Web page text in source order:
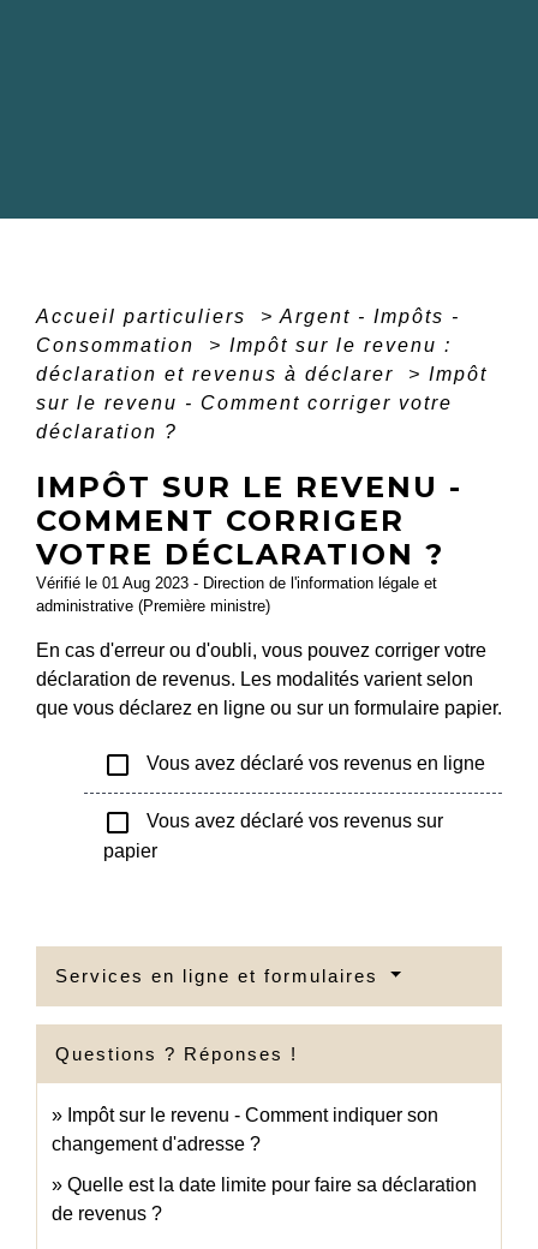
Accueil particuliers > Argent - Impôts -
Consommation
> Impôt sur le revenu :
déclaration et revenus à déclarer
> Impôt
sur le revenu - Comment corriger votre
déclaration ?
IMPÔT SUR LE REVENU -
COMMENT CORRIGER
VOTRE DÉCLARATION ?
Vérifié le 01 Aug 2023 - Direction de l'information légale et
administrative (Première ministre)
En cas d'erreur ou d'oubli, vous pouvez corriger votre
déclaration de revenus. Les modalités varient selon
que vous déclarez en ligne ou sur un formulaire papier.
check_box_outline_blank Vous avez déclaré vos revenus en ligne
check_box_outline_blank
Vous avez déclaré vos revenus sur
papier
Services en ligne et formulaires
Questions ? Réponses !
Impôt sur le revenu - Comment indiquer son
changement d'adresse ?
Quelle est la date limite pour faire sa déclaration
de revenus ?